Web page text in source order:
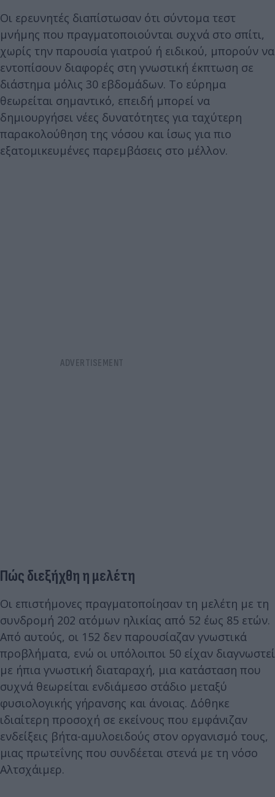
Οι ερευνητές διαπίστωσαν ότι σύντομα τεστ
μνήμης που πραγματοποιούνται συχνά στο σπίτι,
χωρίς την παρουσία γιατρού ή ειδικού, μπορούν να
εντοπίσουν διαφορές στη γνωστική έκπτωση σε
διάστημα μόλις 30 εβδομάδων. Το εύρημα
θεωρείται σημαντικό, επειδή μπορεί να
δημιουργήσει νέες δυνατότητες για ταχύτερη
παρακολούθηση της νόσου και ίσως για πιο
εξατομικευμένες παρεμβάσεις στο μέλλον.
Πώς διεξήχθη η μελέτη
Οι επιστήμονες πραγματοποίησαν τη μελέτη με τη
συνδρομή 202 ατόμων ηλικίας από 52 έως 85 ετών.
Από αυτούς, οι 152 δεν παρουσίαζαν γνωστικά
προβλήματα, ενώ οι υπόλοιποι 50 είχαν διαγνωστεί
με ήπια γνωστική διαταραχή, μια κατάσταση που
συχνά θεωρείται ενδιάμεσο στάδιο μεταξύ
φυσιολογικής γήρανσης και άνοιας. Δόθηκε
ιδιαίτερη προσοχή σε εκείνους που εμφάνιζαν
ενδείξεις βήτα-αμυλοειδούς στον οργανισμό τους,
μιας πρωτεΐνης που συνδέεται στενά με τη νόσο
Αλτσχάιμερ.